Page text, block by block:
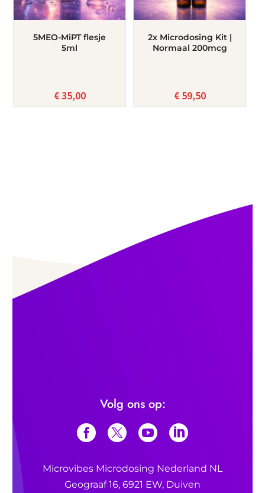
5MEO-MiPT flesje
5ml
€35,00
2x Microdosing Kit |
Normaal 200mcg
€59,50
Volg ons op:
Microvibes Microdosing Nederland NL
Geograaf 16, 6921 EW, Duiven